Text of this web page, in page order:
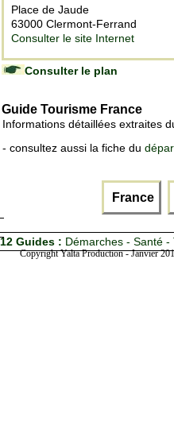
Place de Jaude
63000 Clermont-Ferrand
Consulter le site Internet
Consulter le plan
Guide Tourisme France
Informations détaillées extraites
- consultez aussi la fiche du
France
12 Guides : Démarches - Santé -
Copyright Yalta Production - Janvier